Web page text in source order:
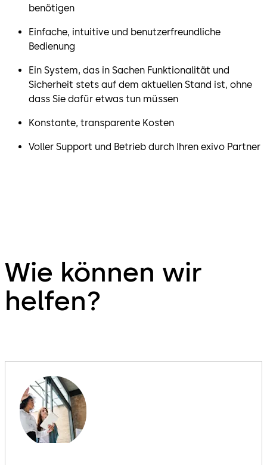
benötigen
Einfache, intuitive und benutzerfreundliche
Bedienung
Ein System, das in Sachen Funktionalität und
Sicherheit stets auf dem aktuellen Stand ist, ohne
dass Sie dafür etwas tun müssen
Konstante, transparente Kosten
Voller Support und Betrieb durch Ihren exivo Partner
Wie können wir
helfen?